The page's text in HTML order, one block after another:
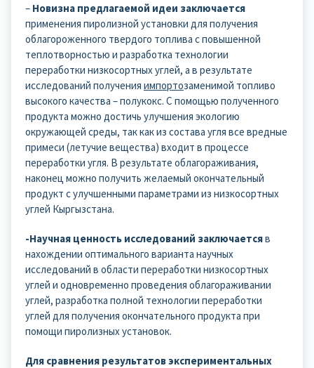
– Новизна предлагаемой идеи заключается
применения пиролизной установки для получения
облагороженного твердого топлива с повышенной
теплотворностью и разработка технологии
переработки низкосортных углей, а в результате
исследований получения импортозаменимой топливо
высокого качества – полукокс. С помощью полученного
продукта можно достичь улучшения экологию
окружающей среды, так как из состава угля все вредные
примеси (летучие вещества) входит в процессе
переработки угля. В результате облагораживания,
наконец можно получить желаемый окончательный
продукт с улучшенными параметрами из низкосортных
углей Кыргызстана.
-Научная ценность исследований заключаетсяв
нахождении оптимального варианта научных
исследований в области переработки низкосортных
углей и одновременно проведения облагораживании
углей, разработка полной технологии переработки
углей для получения окончательного продукта при
помощи пиролизных установок.
Для сравнения результатов экспериментальных